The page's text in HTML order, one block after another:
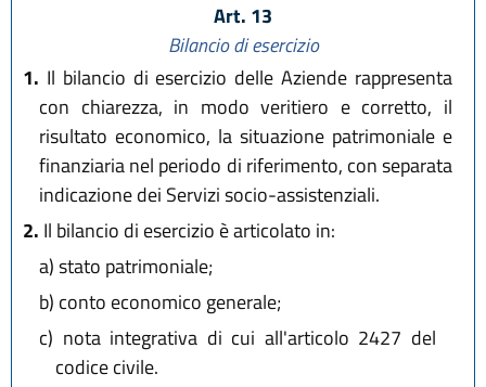
Art. 13
Bilancio di esercizio
1. Il bilancio di esercizio delle Aziende rappresenta
con chiarezza, in modo veritiero e corretto, il
risultato economico, la situazione patrimoniale e
finanziaria nel periodo di riferimento, con separata
indicazione dei Servizi socio-assistenziali.
2. Il bilancio di esercizio è articolato in:
a)stato patrimoniale;
b) conto economico generale;
c) nota integrativa di cui all'articolo 2427 del
codice civile.